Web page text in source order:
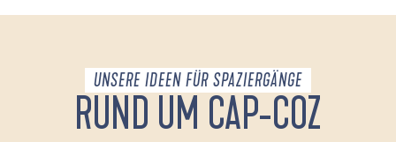
UNSERE IDEEN FÜR SPAZIERGÄNGE
RUND UM CAP-COZ